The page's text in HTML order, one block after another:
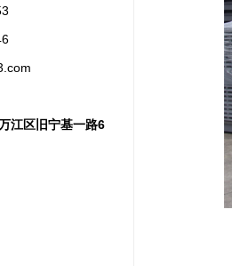
江区旧宁基一路6